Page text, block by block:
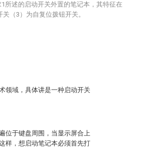
领域，具体讲是一种启动开关
位于键盘周围，当显示屏合上
样，想启动笔记本必须首先打
所述的启动开关外置的笔记本，其特征在
（3）为自复位拨钮开关。